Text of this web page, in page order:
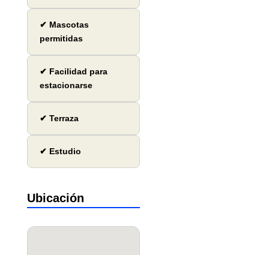
✔ Mascotas
permitidas
✔ Facilidad para
estacionarse
✔ Terraza
✔ Estudio
Ubicación